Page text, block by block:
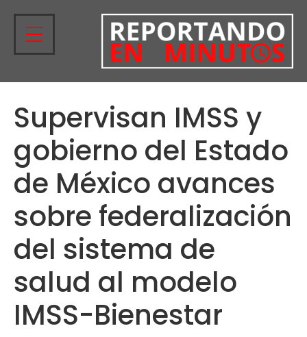
Supervisan IMSS y
gobierno del Estado
de México avances
sobre federalización
del sistema de
salud al modelo
IMSS-Bienestar